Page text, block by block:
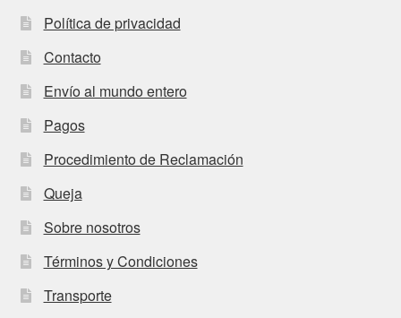
Política de privacidad
Contacto
Envío al mundo entero
Pagos
Procedimiento de Reclamación
Queja
Sobre nosotros
Términos y Condiciones
Transporte